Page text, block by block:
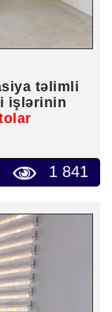
təlimli
işlərinin
1 841